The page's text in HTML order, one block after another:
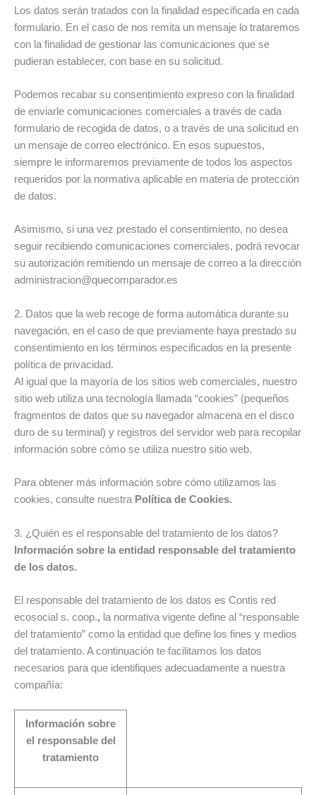
Los datos serán tratados con la finalidad especificada en cada
formulario. En el caso de nos remita un mensaje lo trataremos
con la finalidad de gestionar las comunicaciones que se
pudieran establecer, con base en su solicitud.
Podemos recabar su consentimiento expreso con la finalidad
de enviarle comunicaciones comerciales a través de cada
formulario de recogida de datos, o a través de una solicitud en
un mensaje de correo electrónico. En esos supuestos,
siempre le informaremos previamente de todos los aspectos
requeridos por la normativa aplicable en materia de protección
de datos.
Asimismo, si una vez prestado el consentimiento, no desea
seguir recibiendo comunicaciones comerciales, podrá revocar
su autorización remitiendo un mensaje de correo a la dirección
administracion@quecomparador.es
2. Datos que la web recoge de forma automática durante su
navegación, en el caso de que previamente haya prestado su
consentimiento en los términos especificados en la presente
política de privacidad.
Al igual que la mayoría de los sitios web comerciales, nuestro
sitio web utiliza una tecnología llamada “cookies” (pequeños
fragmentos de datos que su navegador almacena en el disco
duro de su terminal) y registros del servidor web para recopilar
información sobre cómo se utiliza nuestro sitio web.
Para obtener más información sobre cómo utilizamos las
cookies, consulte nuestra Política de Cookies.
3. ¿Quién es el responsable del tratamiento de los datos?
Información sobre la entidad responsable del tratamiento
de los datos.
El responsable del tratamiento de los datos es Contis red
ecosocial s. coop., la normativa vigente define al “responsable
del tratamiento” como la entidad que define los fines y medios
del tratamiento. A continuación te facilitamos los datos
necesarios para que identifiques adecuadamente a nuestra
compañía:
Información sobre
el responsable del
tratamiento